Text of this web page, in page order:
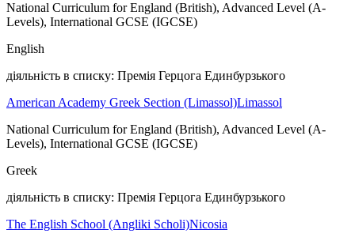
National Curriculum for England (British), Advanced Level (A-
Levels), International GCSE (IGCSE)
English
діяльність в списку: Премія Герцога Единбурзького
American Academy Greek Section (Limassol)Limassol
National Curriculum for England (British), Advanced Level (A-
Levels), International GCSE (IGCSE)
Greek
діяльність в списку: Премія Герцога Единбурзького
The English School (Angliki Scholi)Nicosia